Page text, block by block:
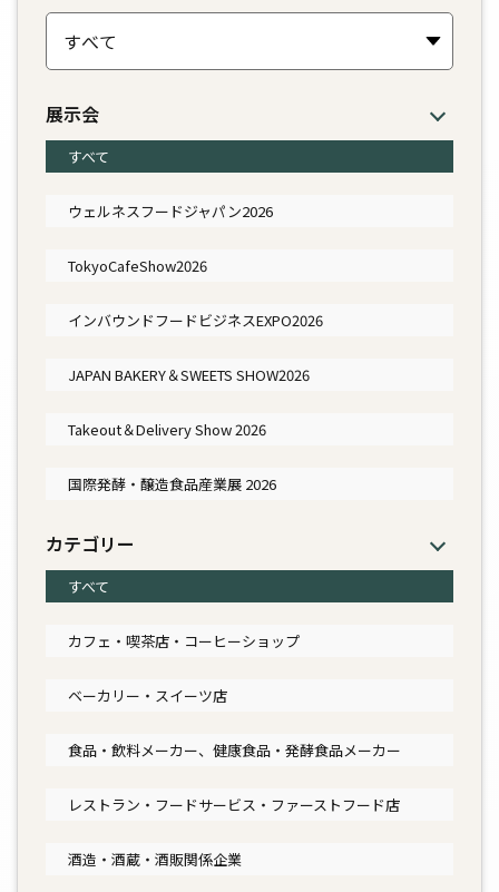
展示会
すべて
ウェルネスフードジャパン2026
TokyoCafeShow2026
インバウンドフードビジネスEXPO2026
JAPAN BAKERY＆SWEETS SHOW2026
Takeout＆Delivery Show 2026
国際発酵・醸造食品産業展 2026
カテゴリー
すべて
カフェ・喫茶店・コーヒーショップ
ベーカリー・スイーツ店
食品・飲料メーカー、健康食品・発酵食品メーカー
レストラン・フードサービス・ファーストフード店
酒造・酒蔵・酒販関係企業